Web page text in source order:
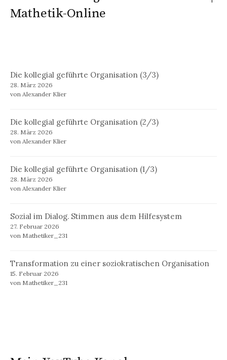
Mathetik-Online
Die kollegial geführte Organisation (3/3)
28. März 2026
von Alexander Klier
Die kollegial geführte Organisation (2/3)
28. März 2026
von Alexander Klier
Die kollegial geführte Organisation (1/3)
28. März 2026
von Alexander Klier
Sozial im Dialog. Stimmen aus dem Hilfesystem
27. Februar 2026
von Mathetiker_231
Transformation zu einer soziokratischen Organisation
15. Februar 2026
von Mathetiker_231